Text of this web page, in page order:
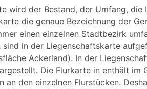
der Bestand, der Umfang, die
die genaue Bezeichnung der
einen einzelnen Stadtbezirk
in der Liegenschaftskarte
Ackerland). In der
Die Flurkarte in enthält im
den einzelnen Flurstücken.